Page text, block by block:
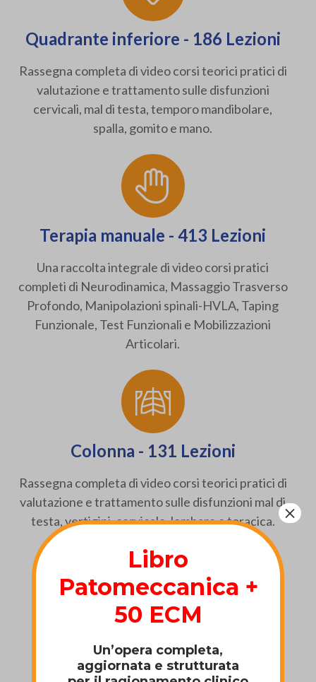
Quadrante inferiore - 186 Lezioni
Rassegna completa di video corsi teorici pratici di
valutazione e trattamento sulle disfunzioni
cervicali, mal di testa, temporo mandibolare,
spalla, gomito e mano.
Terapia manuale - 413 Lezioni
Una raccolta integrale di video corsi pratici
completi di Neurodinamica, Massaggio Trasverso
Profondo, Manipolazioni spinali-HVLA, Taping
Funzionale, Test Funzionali e Mobilizzazioni
Articolari.
Colonna - 131 Lezioni
Rassegna completa di video corsi teorici pratici di
valutazione e trattamento sulle disfunzioni mal di
testa, vertigini, cervicale, lombare e toracica.
Libro
Patomeccanica +
50 ECM
Un’opera completa,
aggiornata e strutturata
×